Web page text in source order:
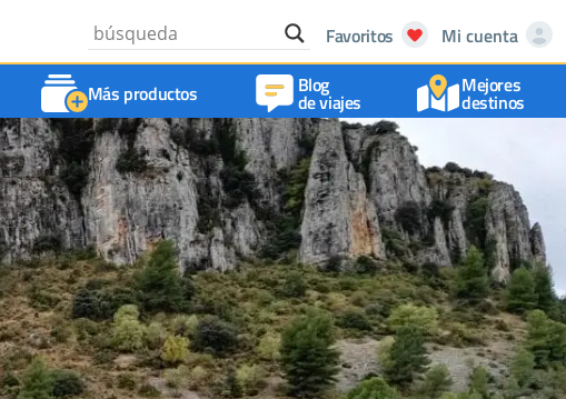
Favoritos
Mi cuenta
Más productos Blog
de viajes
Mejores
destinos